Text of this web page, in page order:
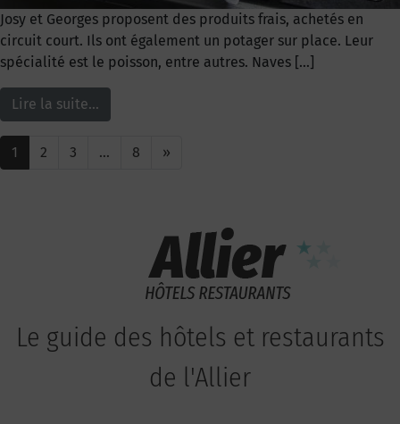
Josy et Georges proposent des produits frais, achetés en
circuit court. Ils ont également un potager sur place. Leur
spécialité est le poisson, entre autres. Naves […]
Lire la suite…
1 2 3 … 8 »
Le guide des hôtels et restaurants
de l'Allier